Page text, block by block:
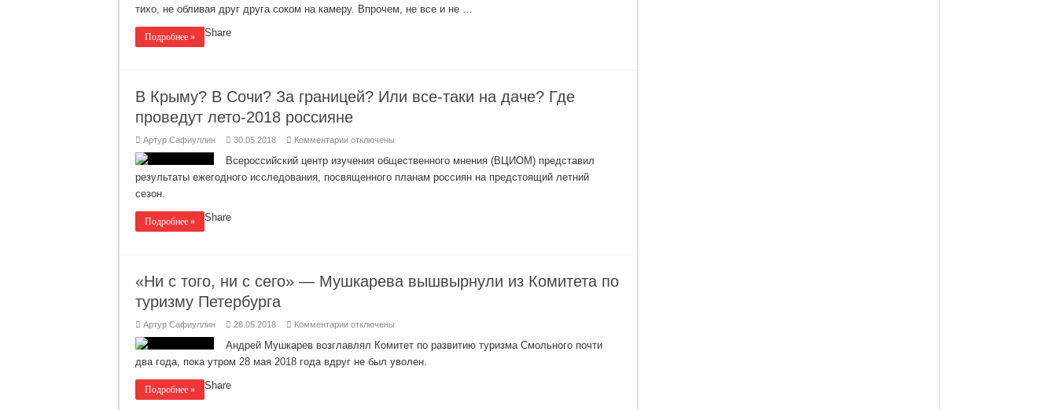
тихо, не обливая друг друга соком на камеру. Впрочем, не все и не …
Подробнее » Share
В Крыму? В Сочи? За границей? Или все-таки на даче? Где
проведут лето-2018 россияне
Артур Сафиуллин 30.05.2018 Комментариик
В
Крыму?
В
Сочи?
лето-2018
россияне
отключены
Всероссийский центр изучения общественного мнения (ВЦИОМ) представил
результаты ежегодного исследования, посвященного планам россиян на предстоящий летний
сезон.
Подробнее » Share
«Ни с того, ни с сего» — Мушкарева вышвырнули из Комитета по
туризму Петербурга
Артур Сафиуллин 28.05.2018 Комментариик
«Ни
с
того,
отключены
Андрей Мушкарев возглавлял Комитет по развитию туризма Смольного почти
два года, пока утром 28 мая 2018 года вдруг не был уволен.
Подробнее » Share